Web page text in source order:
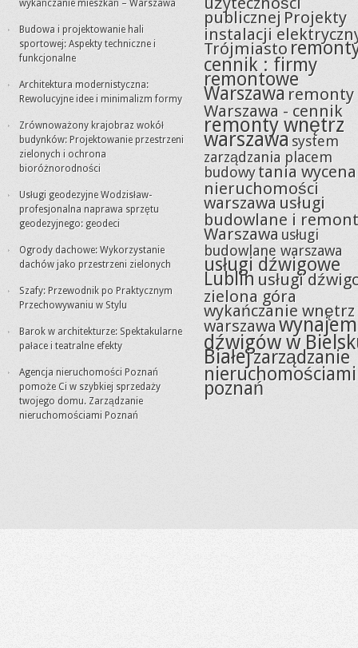
wykańczanie mieszkań – Warszawa
Budowa i projektowanie hali
sportowej: Aspekty techniczne i
funkcjonalne
Architektura modernistyczna:
Rewolucyjne idee i minimalizm formy
Zrównoważony krajobraz wokół
budynków: Projektowanie przestrzeni
zielonych i ochrona
bioróżnorodności
Usługi geodezyjne Wodzisław-
profesjonalna naprawa sprzętu
geodezyjnego: geodeci
Ogrody dachowe: Wykorzystanie
dachów jako przestrzeni zielonych
Szafy: Przewodnik po Praktycznym
Przechowywaniu w Stylu
Barok w architekturze: Spektakularne
pałace i teatralne efekty
Agencja nieruchomości Poznań
pomoże Ci w szybkiej sprzedaży
twojego domu. Zarządzanie
nieruchomościami Poznań
publicznej Projekty
instalacji
Trójmiasto
cennik : firmy
remontowe
Warszawa remonty
Warszawa - cennik
remonty wnętrz
warszawasystem
zarządzania placem
budowytania wycena
nieruchomości
warszawa usługi
budowlane i
Warszawa usługi
budowlane warszawa
usługi dźwigowe
Lublin usługi
zielona góra
wykańczanie wnętrz
warszawawynajem
dźwigów w
Białejzarządzanie
nieruchomościami
poznań